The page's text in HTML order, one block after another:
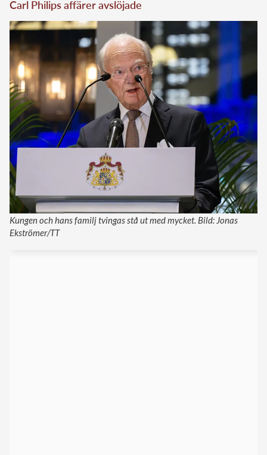
Carl Philips affärer avslöjade
Kungen och hans familj tvingas stå ut med mycket. Bild: Jonas
Ekströmer/TT